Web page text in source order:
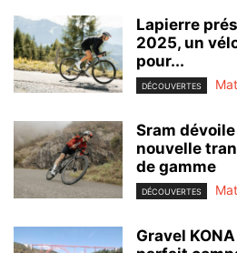
Lapierre
2025, un
pour...
DÉCOUVERTES
Sram dévoile
nouvelle
de gamme
DÉCOUVERTES
Gravel KONA